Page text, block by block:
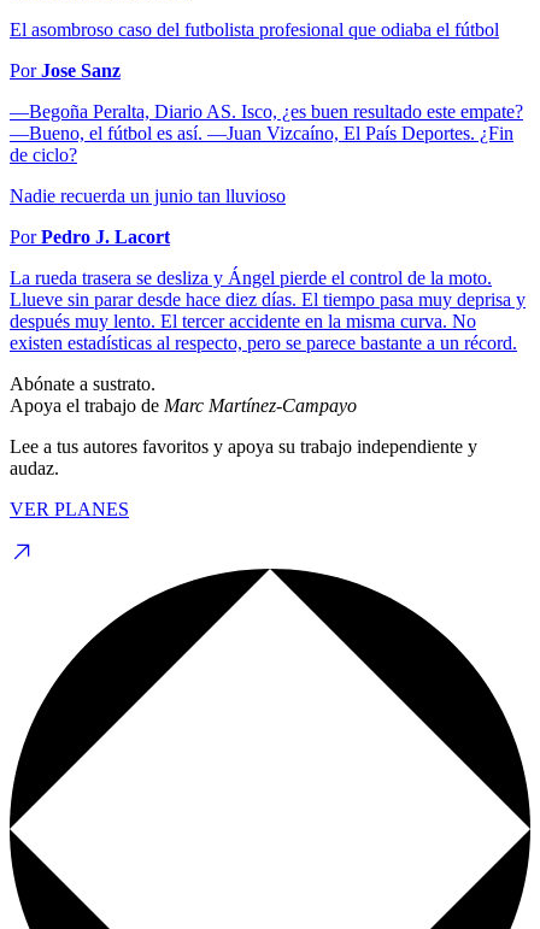
El asombroso caso del futbolista profesional que odiaba el fútbol
PorJose Sanz
—Begoña Peralta, Diario AS. Isco, ¿es buen resultado este empate?
—Bueno, el fútbol es así. —Juan Vizcaíno, El País Deportes. ¿Fin
de ciclo?
Nadie recuerda un junio tan lluvioso
PorPedro J. Lacort
La rueda trasera se desliza y Ángel pierde el control de la moto.
Llueve sin parar desde hace diez días. El tiempo pasa muy deprisa y
después muy lento. El tercer accidente en la misma curva. No
existen estadísticas al respecto, pero se parece bastante a un récord.
Abónate a sustrato.
Apoya el trabajo de Marc Martínez-Campayo
Lee a tus autores favoritos y apoya su trabajo independiente y
audaz.
VER PLANES